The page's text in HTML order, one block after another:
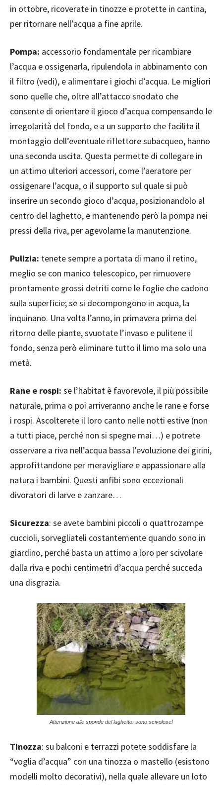
in ottobre, ricoverate in tinozze e protette in cantina,
per ritornare nell’acqua a fine aprile.
Pompa: accessorio fondamentale per ricambiare
l’acqua e ossigenarla, ripulendola in abbinamento con
il filtro (vedi), e alimentare i giochi d’acqua. Le migliori
sono quelle che, oltre all’attacco snodato che
consente di orientare il gioco d’acqua compensando le
irregolarità del fondo, e a un supporto che facilita il
montaggio dell’eventuale riflettore subacqueo, hanno
una seconda uscita. Questa permette di collegare in
un attimo ulteriori accessori, come l’aeratore per
ossigenare l’acqua, o il supporto sul quale si può
inserire un secondo gioco d’acqua, posizionandolo al
centro del laghetto, e mantenendo però la pompa nei
pressi della riva, per agevolarne la manutenzione.
Pulizia: tenete sempre a portata di mano il retino,
meglio se con manico telescopico, per rimuovere
prontamente grossi detriti come le foglie che cadono
sulla superficie; se si decompongono in acqua, la
inquinano. Una volta l’anno, in primavera prima del
ritorno delle piante, svuotate l’invaso e pulitene il
fondo, senza però eliminare tutto il limo ma solo una
metà.
Rane e rospi: se l’habitat è favorevole, il più possibile
naturale, prima o poi arriveranno anche le rane e forse
i rospi. Ascolterete il loro canto nelle notti estive (non
a tutti piace, perché non si spegne mai…) e potrete
osservare a riva nell’acqua bassa l’evoluzione dei girini,
approfittandone per meravigliare e appassionare alla
natura i bambini. Questi anfibi sono eccezionali
divoratori di larve e zanzare…
Sicurezza: se avete bambini piccoli o quattrozampe
cuccioli, sorvegliateli costantemente quando sono in
giardino, perché basta un attimo a loro per scivolare
dalla riva e pochi centimetri d’acqua perché succeda
una disgrazia.
Attenzione alle sponde del laghetto: sono scivolose!
Tinozza: su balconi e terrazzi potete soddisfare la
“voglia d’acqua” con una tinozza o mastello (esistono
modelli molto decorativi), nella quale allevare un loto